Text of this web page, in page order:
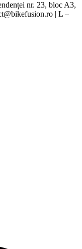
nr. 23, bloc A3,
| L –